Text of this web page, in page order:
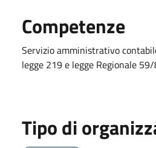
Competenze
Servizio amministrativo
legge 219 e legge Regionale
Tipo di